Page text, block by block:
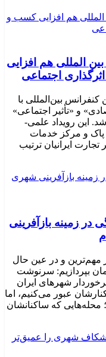
المللی هم افزایی
اجتماعی
بین‌المللی با
و «تأثیر اجتماعی»
شد. این رویداد علمی-
و مرکز خدمات
ایرانیان ترتیب
زمینه بازآفرینی
مهم‌ترین و در عین حال
بپردازیم: سرنوشت
شهرهای ایران
عبور می‌کنیم، اما
محله‌هایی که ساکنانشان